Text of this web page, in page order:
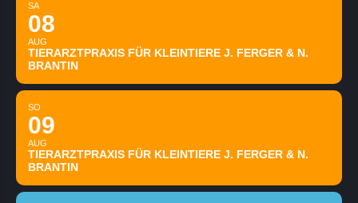
SA
08
AUG
TIERARZTPRAXIS FÜR KLEINTIERE J. FERGER & N.
BRANTIN
SO
09
AUG
TIERARZTPRAXIS FÜR KLEINTIERE J. FERGER & N.
BRANTIN